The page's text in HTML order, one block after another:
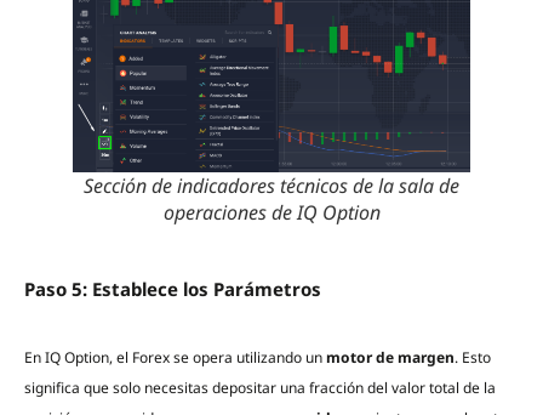
Sección de indicadores técnicos de la sala de
operaciones de IQ Option
Paso 5: Establece los Parámetros
En IQ Option, el Forex se opera utilizando unmotor de margen. Esto
significa que solo necesitas depositar una fracción del valor total de la